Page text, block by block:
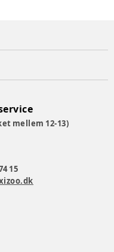
mellem 12-13)
15